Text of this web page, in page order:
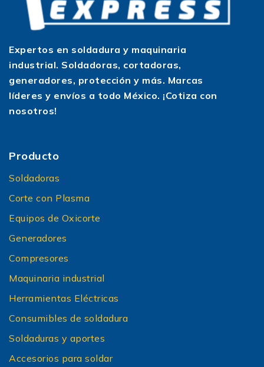
Expertos en soldadura y maquinaria
industrial. Soldadoras, cortadoras,
generadores, protección y más. Marcas
líderes y envíos a todo México. ¡Cotiza con
nosotros!
Producto
Soldadoras
Corte con Plasma
Equipos de Oxicorte
Generadores
Compresores
Maquinaria industrial
Herramientas Eléctricas
Consumibles de soldadura
Soldaduras y aportes
Accesorios para soldar